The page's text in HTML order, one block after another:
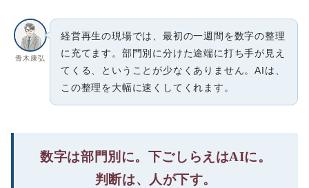
青木康弘
経営再生の現場では、最初の一週間を数字の整理
に充てます。部門別に分けた途端に打ち手が見え
てくる、ということが少なくありません。AIは、
この整理を大幅に速くしてくれます。
数字は部門別に。下ごしらえはAIに。
判断は、人が下す。